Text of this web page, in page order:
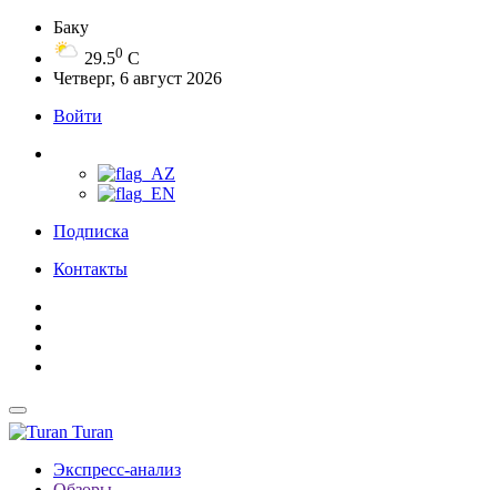
Баку
29.50 C
Четверг, 6 август 2026
Войти
Подписка
Контакты
Turan
Экспресс-анализ